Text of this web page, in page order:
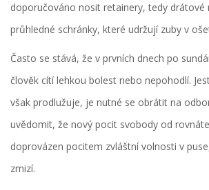
doporučováno nosit retainery, tedy drátové
průhledné schránky, které udržují zuby v
Často se stává, že v prvních dnech po
člověk cítí lehkou bolest nebo nepohodlí.
však prodlužuje, je nutné se obrátit na
uvědomit, že nový pocit svobody od
doprovázen pocitem zvláštní volnosti v
zmizí.